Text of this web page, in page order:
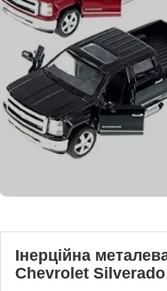
Інерційна
Chevrolet